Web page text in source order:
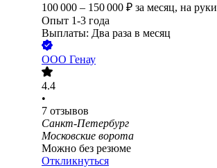
100 000 – 150 000 ₽ за месяц, на руки
Опыт 1-3 года
Выплаты: Два раза в месяц
ООО Генау
4.4
•
7 отзывов
Санкт-Петербург
Московские ворота
Можно без резюме
Откликнуться